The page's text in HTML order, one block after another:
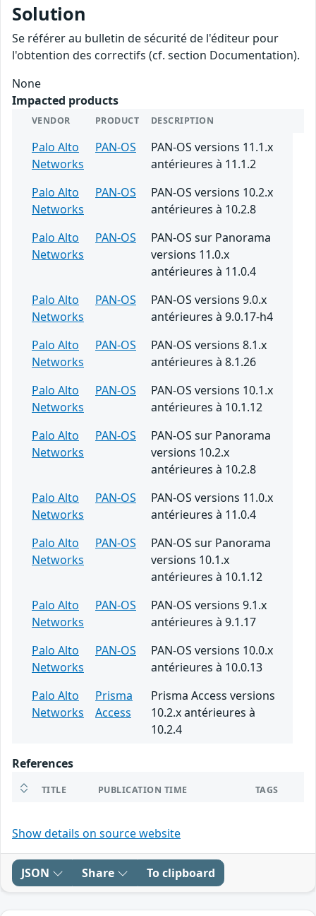
Solution
Se référer au bulletin de sécurité de l'éditeur pour
l'obtention des correctifs (cf. section Documentation).
None
Impacted products
VENDOR PRODUCT DESCRIPTION
Palo Alto
Networks
PAN-OS
PAN-OS versions 11.1.x
antérieures à 11.1.2
Palo Alto
Networks
PAN-OS
PAN-OS versions 10.2.x
antérieures à 10.2.8
Palo Alto
Networks
PAN-OS
PAN-OS sur Panorama
versions 11.0.x
antérieures à 11.0.4
Palo Alto
Networks
PAN-OS
PAN-OS versions 9.0.x
antérieures à 9.0.17-h4
Palo Alto
Networks
PAN-OS
PAN-OS versions 8.1.x
antérieures à 8.1.26
Palo Alto
Networks
PAN-OS
PAN-OS versions 10.1.x
antérieures à 10.1.12
Palo Alto
Networks
PAN-OS
PAN-OS sur Panorama
versions 10.2.x
antérieures à 10.2.8
Palo Alto
Networks
PAN-OS
PAN-OS versions 11.0.x
antérieures à 11.0.4
Palo Alto
Networks
PAN-OS
PAN-OS sur Panorama
versions 10.1.x
antérieures à 10.1.12
Palo Alto
Networks
PAN-OS
PAN-OS versions 9.1.x
antérieures à 9.1.17
Palo Alto
Networks
PAN-OS
PAN-OS versions 10.0.x
antérieures à 10.0.13
Palo Alto
Networks
Prisma
Access
Prisma Access versions
10.2.x antérieures à
10.2.4
References
TITLE PUBLICATION TIME TAGS
Show details on source website
JSON Share To clipboard